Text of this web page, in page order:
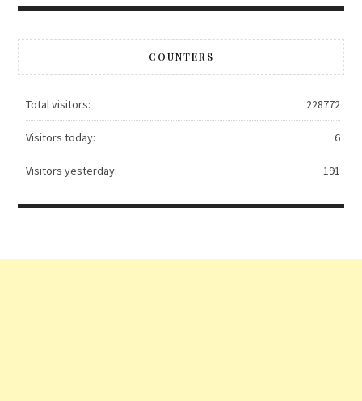
COUNTERS
228772
Total visitors:
6
Visitors today:
191
Visitors yesterday: